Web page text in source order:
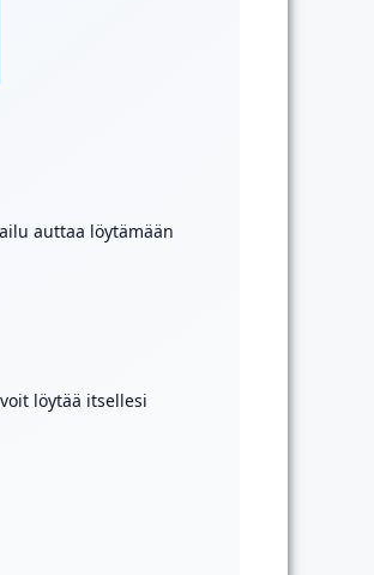
auttaa löytämään
löytää itsellesi